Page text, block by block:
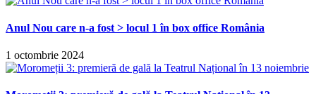
Anul Nou care n-a fost > locul 1 în box office România
1 octombrie 2024